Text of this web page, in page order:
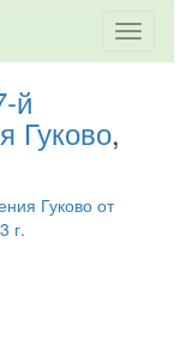
Toggle
й
Гуково,
Гуково от
г.